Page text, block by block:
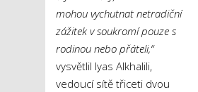
mohou vychutnat netradiční
zážitek v soukromí pouze s
rodinou nebo přáteli,“
vysvětlil Iyas Alkhalili,
vedoucí sítě třiceti dvou